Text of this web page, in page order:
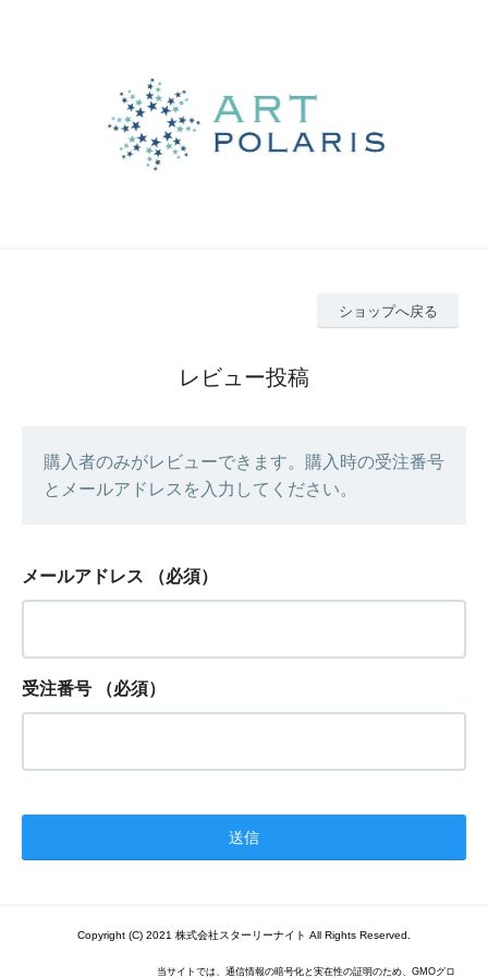
ショップへ戻る
レビュー投稿
購入者のみがレビューできます。購入時の受注番号
とメールアドレスを入力してください。
メールアドレス （必須）
受注番号 （必須）
Copyright (C) 2021 株式会社スターリーナイト All Rights Reserved.
当サイトでは、通信情報の暗号化と実在性の証明のため、GMOグロ